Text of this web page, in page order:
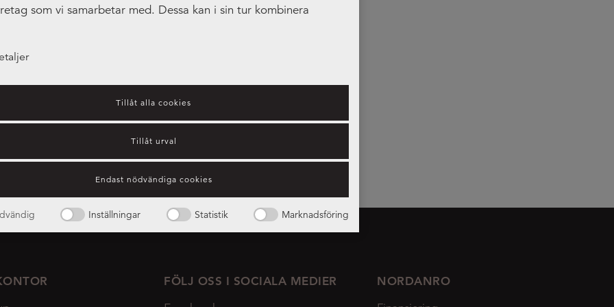
som vi samarbetar med. Dessa kan i sin tur kombinera
med annan information som du har tillhandahållit eller som
Tillåt alla cookies
Tillåt urval
Endast nödvändiga cookies
Inställningar Statistik Marknadsföring
FÖLJ OSS I SOCIALA MEDIER NORDANRO